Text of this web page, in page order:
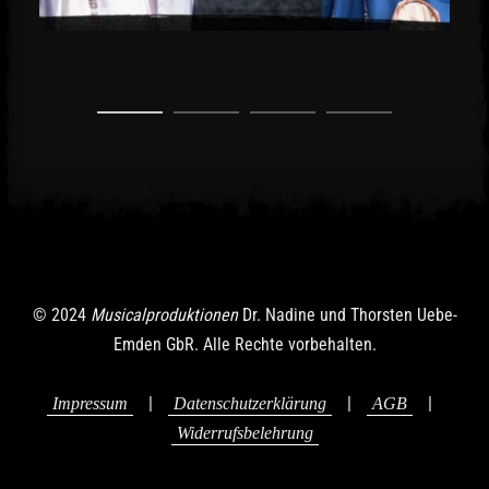
© 2024 MusicalproduktionenDr. Nadine und Thorsten Uebe-
Emden GbR. Alle Rechte vorbehalten.
Impressum Datenschutzerklärung AGB
Widerrufsbelehrung